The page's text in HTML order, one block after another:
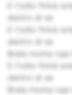
E l'odio finirà
dentro di se
E l'odio finirà
dentro di se
Brala moma
E l'odio finirà
dentro di se
Brala moma